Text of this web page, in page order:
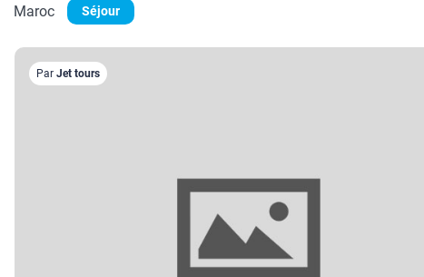
Maroc Séjour
Par Jet tours